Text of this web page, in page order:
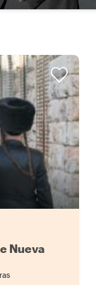
Nueva